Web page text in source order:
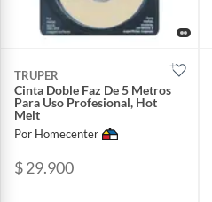
TRUPER
Cinta Doble Faz De 5 Metros
Para Uso Profesional, Hot
Melt
Por Homecenter
$ 29.900